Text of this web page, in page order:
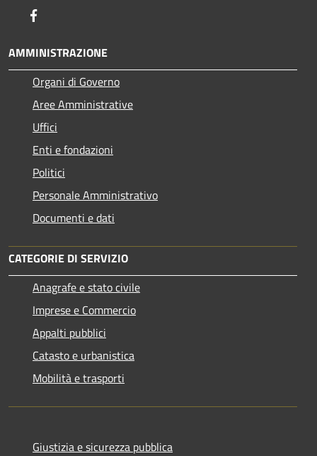
AMMINISTRAZIONE
Organi di Governo
Aree Amministrative
Uffici
Enti e fondazioni
Politici
Personale Amministrativo
Documenti e dati
CATEGORIE DI SERVIZIO
Anagrafe e stato civile
Imprese e Commercio
Appalti pubblici
Catasto e urbanistica
Mobilità e trasporti
Giustizia e sicurezza pubblica